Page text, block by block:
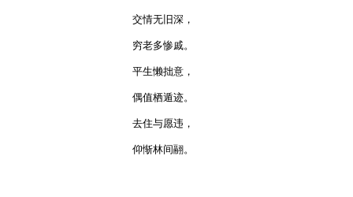
交情无旧深，
穷老多惨戚。
平生懒拙意，
偶值栖遁迹。
去住与愿违，
仰惭林间翮。